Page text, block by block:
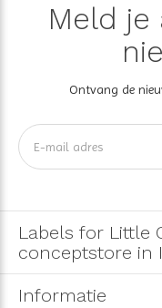
Meld je
Ontvang de
Labels for Little
conceptstore in
Informatie